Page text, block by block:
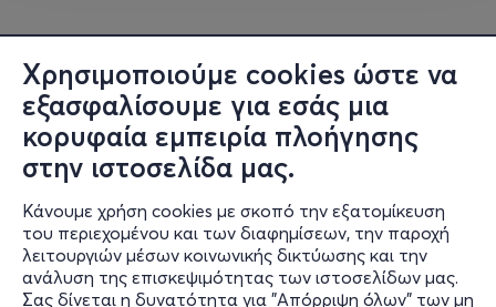
Χρησιμοποιούμε cookies ώστε να
εξασφαλίσουμε για εσάς μια
κορυφαία εμπειρία πλοήγησης
στην ιστοσελίδα μας.
Κάνουμε χρήση cookies με σκοπό την εξατομίκευση
του περιεχομένου και των διαφημίσεων, την παροχή
λειτουργιών μέσων κοινωνικής δικτύωσης και την
ανάλυση της επισκεψιμότητας των ιστοσελίδων μας.
Σας δίνεται η δυνατότητα για "Απόρριψη όλων" των μη